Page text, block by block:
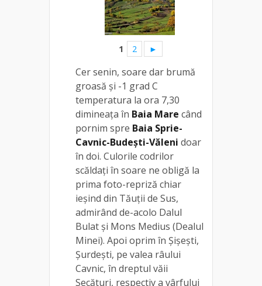
1 2 ►
Cer senin, soare dar brumă
groasă și -1 grad C
temperatura la ora 7,30
dimineața în Baia Mare când
pornim spre Baia Sprie-
Cavnic-Budești-Văleni doar
în doi. Culorile codrilor
scăldați în soare ne obligă la
prima foto-repriză chiar
ieșind din Tăuții de Sus,
admirând de-acolo Dalul
Bulat și Mons Medius (Dealul
Minei). Apoi oprim în Șișești,
Șurdești, pe valea râului
Cavnic, în dreptul văii
Secături, respectiv a vârfului